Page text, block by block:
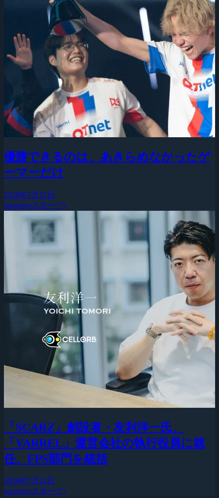
優勝できるのは、あきらめなかったゲ
ーマーだけ
2026年7月27日
esports(eスポーツ)
「SCARZ」創設者・友利洋一氏、
「VARREL」運営会社の執行役員に就
任、FPS部門を統括
2026年7月22日
esports(eスポーツ)